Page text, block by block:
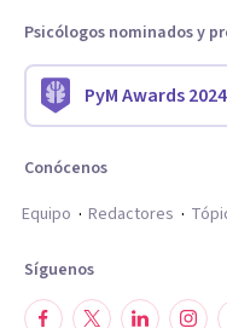
Psicólogos nominados y
PyM Awards 2024
Conócenos
Equipo
Redactores
Síguenos